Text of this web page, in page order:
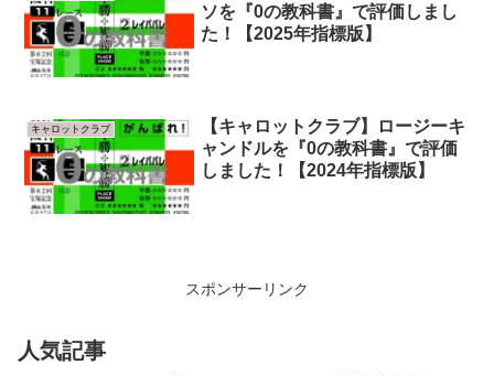
ソを『0の教科書』で評価しまし
た！【2025年指標版】
キャロットクラブ
【キャロットクラブ】ロージーキ
ャンドルを『0の教科書』で評価
しました！【2024年指標版】
スポンサーリンク
人気記事